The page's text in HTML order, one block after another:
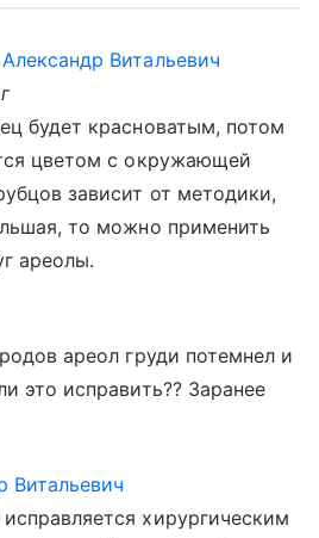
Витальевич
будет красноватым, потом
цветом с окружающей
зависит от методики,
то можно применить
ареолы.
ареол груди потемнел и
это исправить?? Заранее
Витальевич
хирургическим